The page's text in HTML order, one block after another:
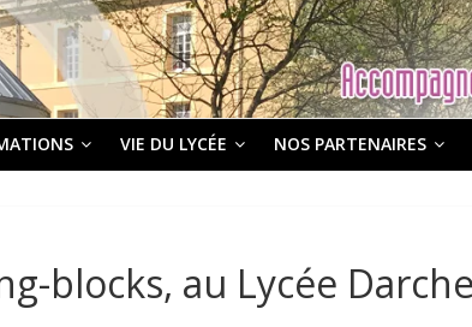
VIE DU LYCÉE NOS PARTENAIRES
blocks, au Lycée